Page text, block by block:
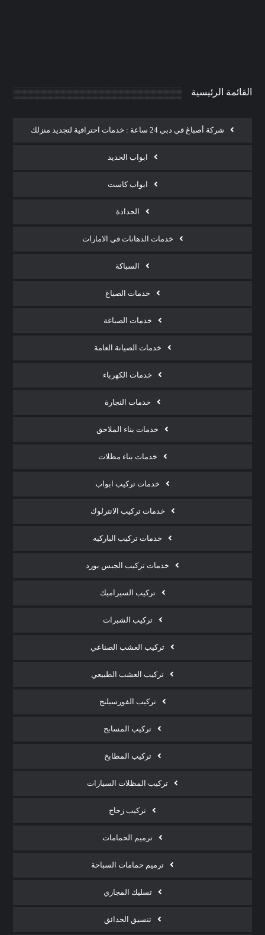
القائمة الرئيسية
شركة أصباغ في دبي 24 ساعة : خدمات احترافية لتجديد منزلك
ابواب الحديد
ابواب كاست
الحدادة
خدمات الدهانات في الامارات
السباكة
خدمات الصباغ
خدمات الصباغة
خدمات الصيانة العامة
خدمات الكهرباء
خدمات النجارة
خدمات بناء الملاحق
خدمات بناء مظلات
خدمات تركيب ابواب
خدمات تركيب الانترلوك
خدمات تركيب الباركيه
خدمات تركيب الجبس بورد
تركيب السيراميك
تركيب الشبرات
تركيب العشب الصناعي
تركيب العشب الطبيعي
تركيب الفورسيلنج
تركيب المسابح
تركيب المطابخ
تركيب المظلات السيارات
تركيب زجاج
ترميم الحمامات
ترميم حمامات السباحة
تسليك المجاري
تنسيق الحدائق